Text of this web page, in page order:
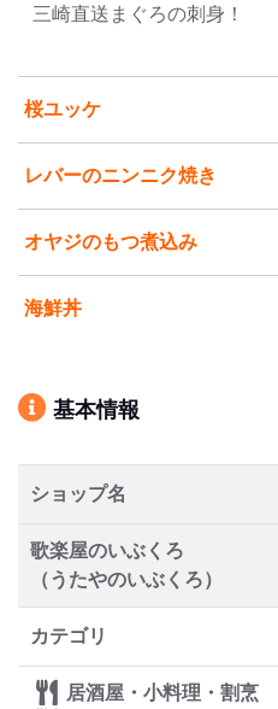
三崎直送まぐろの刺身！
桜ユッケ
レバーのニンニク焼き
オヤジのもつ煮込み
海鮮丼
基本情報
ショップ名
歌楽屋のいぶくろ
（うたやのいぶくろ）
カテゴリ
居酒屋・小料理・割烹